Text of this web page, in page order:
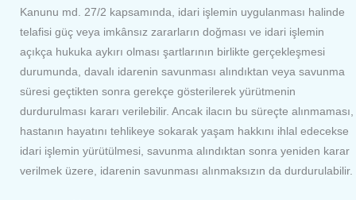
Kanunu md. 27/2 kapsamında, idari işlemin uygulanması halinde
telafisi güç veya imkânsız zararların doğması ve idari işlemin
açıkça hukuka aykırı olması şartlarının birlikte gerçekleşmesi
durumunda, davalı idarenin savunması alındıktan veya savunma
süresi geçtikten sonra gerekçe gösterilerek yürütmenin
durdurulması kararı verilebilir. Ancak ilacın bu süreçte alınmaması,
hastanın hayatını tehlikeye sokarak yaşam hakkını ihlal edecekse
idari işlemin yürütülmesi, savunma alındıktan sonra yeniden karar
verilmek üzere, idarenin savunması alınmaksızın da durdurulabilir.